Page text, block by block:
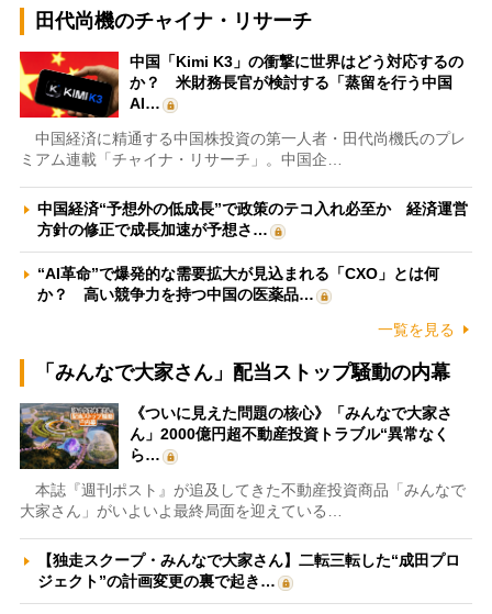
田代尚機のチャイナ・リサーチ
中国「Kimi K3」の衝撃に世界はどう対応するの
か？ 米財務長官が検討する「蒸留を行う中国
AI…
中国経済に精通する中国株投資の第一人者・田代尚機氏のプレ
ミアム連載「チャイナ・リサーチ」。中国企…
中国経済“予想外の低成長”で政策のテコ入れ必至か 経済運営
方針の修正で成長加速が予想さ…
“AI革命”で爆発的な需要拡大が見込まれる「CXO」とは何
か？ 高い競争力を持つ中国の医薬品…
一覧を見る
「みんなで大家さん」配当ストップ騒動の内幕
《ついに見えた問題の核心》「みんなで大家さ
ん」2000億円超不動産投資トラブル“異常なく
ら…
本誌『週刊ポスト』が追及してきた不動産投資商品「みんなで
大家さん」がいよいよ最終局面を迎えている…
【独走スクープ・みんなで大家さん】二転三転した“成田プロ
ジェクト”の計画変更の裏で起き…